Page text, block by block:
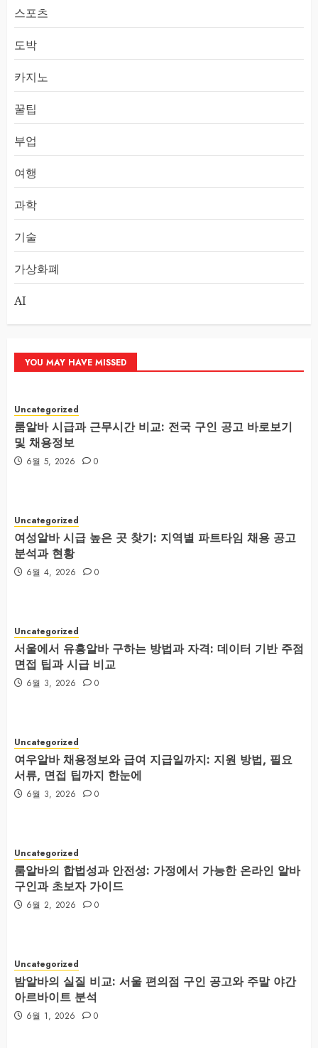
스포츠
도박
카지노
꿀팁
부업
여행
과학
기술
가상화폐
AI
YOU MAY HAVE MISSED
Uncategorized
룸알바 시급과 근무시간 비교: 전국 구인 공고 바로보기
및 채용정보
6월 5, 2026 0
Uncategorized
여성알바 시급 높은 곳 찾기: 지역별 파트타임 채용 공고
분석과 현황
6월 4, 2026 0
Uncategorized
서울에서 유흥알바 구하는 방법과 자격: 데이터 기반 주점
면접 팁과 시급 비교
6월 3, 2026 0
Uncategorized
여우알바 채용정보와 급여 지급일까지: 지원 방법, 필요
서류, 면접 팁까지 한눈에
6월 3, 2026 0
Uncategorized
룸알바의 합법성과 안전성: 가정에서 가능한 온라인 알바
구인과 초보자 가이드
6월 2, 2026 0
Uncategorized
밤알바의 실질 비교: 서울 편의점 구인 공고와 주말 야간
아르바이트 분석
6월 1, 2026 0